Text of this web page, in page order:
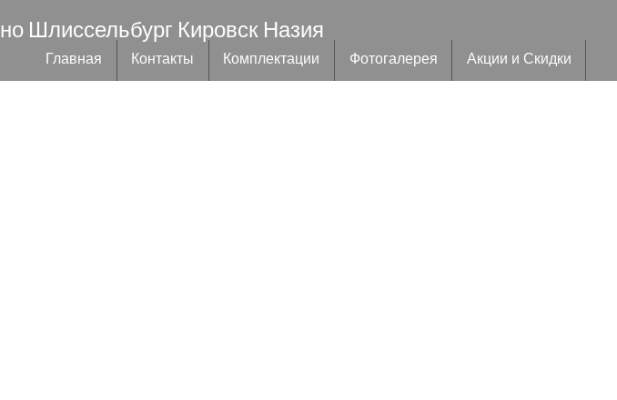
Шлиссельбург Кировск Назия
Главная Контакты Комплектации Фотогалерея Акции и Скидки